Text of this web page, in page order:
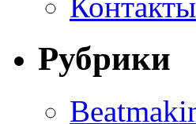
Рубрики